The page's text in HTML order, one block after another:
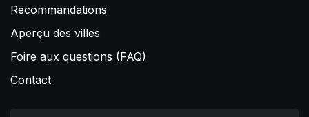
Recommandations
Aperçu des villes
Foire aux questions (FAQ)
Contact